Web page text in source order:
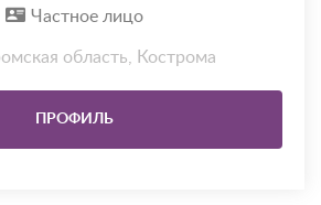
Частное лицо
область, Кострома
ПРОФИЛЬ